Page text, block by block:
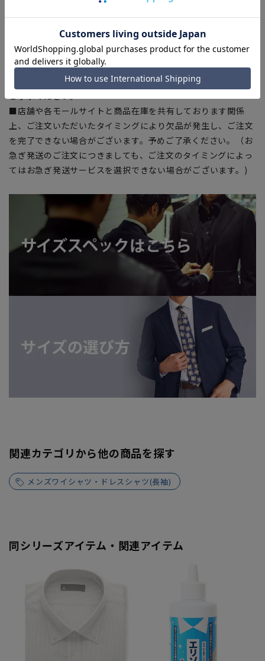
入の目安としてご利用ください。
■ブラウザやお使いのモニター環境、室内外等の撮影時の環境
下での光加減により、実際の商品と掲載画像の色味が異なる場
合がございます。
■平置き・メジャーでの採寸の為、素材や仕様等により実際の
商品とサイズ表に若干の誤差が生じる場合がございます。予め
■店舗や各モールサイトと商品在庫を共有しております関係
上、ご注文いただいたタイミングにより欠品が発生し、ご注文
を完了できない場合がございます。予めご了承ください。（お
急ぎ発送のご注文につきましても、ご注文のタイミングによっ
てはお急ぎ発送サービスを選択できない場合がございます。)
関連カテゴリから他の商品を探す
メンズワイシャツ・ドレスシャツ(長袖)
同シリーズアイテム・関連アイテム